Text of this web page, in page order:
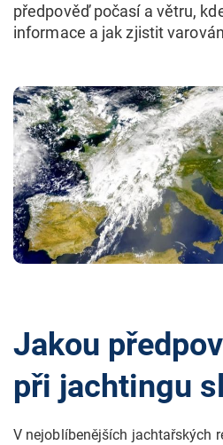
předpověď počasí a větru,
informace a jak zjistit
Jakou
při jachtingu
V nejoblíbenějších jachtařských